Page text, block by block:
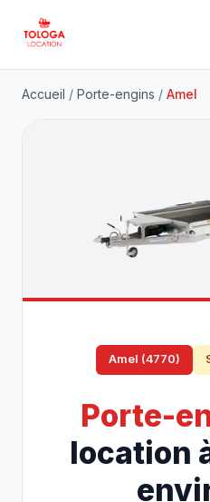
Accueil / Porte-engins / Amel
Amel (4770)
Porte-
location